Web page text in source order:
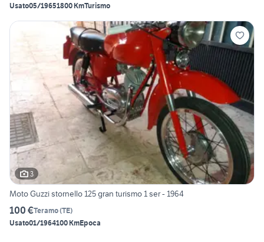
Usato05/19651800 KmTurismo
3
Moto Guzzi stornello 125 gran turismo 1 ser - 1964
100 €Teramo(TE)
Usato01/1964100 KmEpoca